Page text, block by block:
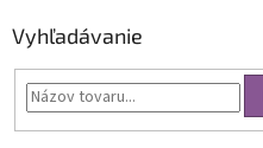
Vyhľadávanie